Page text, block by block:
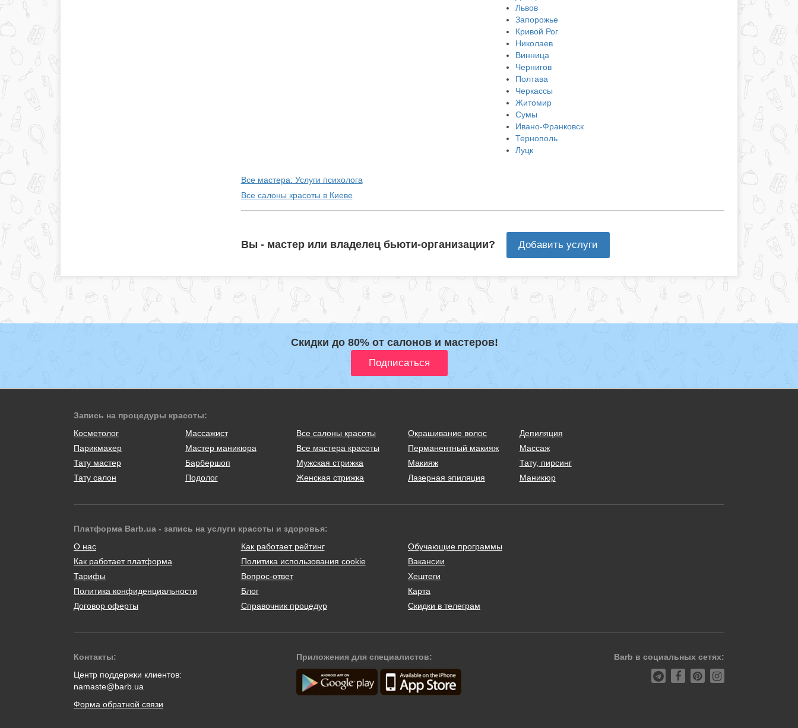
Львов
Запорожье
Кривой Рог
Николаев
Винница
Чернигов
Полтава
Черкассы
Житомир
Сумы
Ивано-Франковск
Тернополь
Луцк
Все мастера: Услуги психолога
Все салоны красоты в Киеве
Вы - мастер или владелец бьюти-организации? Добавить услуги
Скидки до 80% от салонов и мастеров!
Запись на процедуры красоты:
Косметолог
Массажист
Парикмахер
Мастер маникюра
Тату мастер
Барбершоп
Тату салон
Подолог
Все салоны красоты
Все мастера красоты
Мужская стрижка
Женская стрижка
Окрашивание волос
Перманентный макияж
Макияж
Лазерная эпиляция
Депиляция
Массаж
Тату, пирсинг
Маникюр
Платформа Barb.ua - запись на услуги красоты и здоровья:
О нас
Как работает платформа
Тарифы
Политика конфиденциальности
Договор оферты
Как работает рейтинг
Политика использования cookie
Вопрос-ответ
Блог
Справочник процедур
Обучающие программы
Вакансии
Хештеги
Карта
Скидки в телеграм
Контакты:
Центр поддержки клиентов:
namaste@barb.ua
Форма обратной связи
Приложения для специалистов: Barb в социальных сетях: